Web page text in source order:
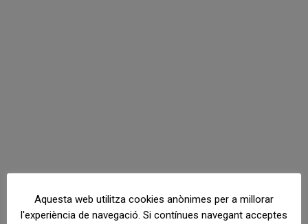
Aquesta web utilitza cookies anònimes per a millorar
l'experiència de navegació. Si contínues navegant acceptes